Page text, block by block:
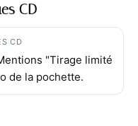
CD
CD
"Tirage limité
de la pochette.